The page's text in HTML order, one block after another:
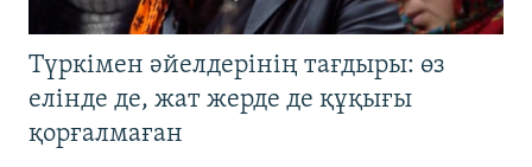
Түркімен әйелдерінің тағдыры: өз
елінде де, жат жерде де құқығы
қорғалмаған